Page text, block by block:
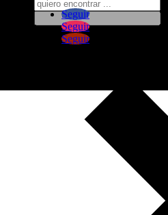
Seguir
Seguir
Seguir